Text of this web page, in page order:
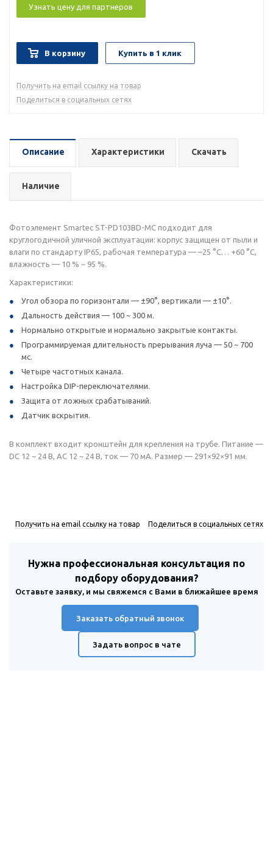
Узнать цену для партнеров
В корзину Купить в 1 клик
Получить на email ссылку на товар
Поделиться в социальных сетях
Описание Характеристики Скачать
Наличие
Фотоэлемент Smartec ST-PD103BD-MC подходит для
круглогодичной уличной эксплуатации: корпус защищен от пыли и
влаги по стандарту IP65, рабочая температура — –25 °С… +60 °С,
влажность — 10 % ~ 95 %.
Характеристики:
Угол обзора по горизонтали — ±90°, вертикали — ±10°.
Дальность действия — 100 ~ 300 м.
Нормально открытые и нормально закрытые контакты.
Программируемая длительность прерывания луча — 50 ~ 700
мс.
Четыре частотных канала.
Настройка DIP-переключателями.
Защита от ложных срабатываний.
Датчик вскрытия.
В комплект входит кронштейн для крепления на трубе. Питание —
DC 12 ~ 24 В, AC 12 ~ 24 В, ток — 70 мА. Размер — 291×92×91 мм.
Получить на email ссылку на товар Поделиться в социальных сетях
Нужна профессиональная консультация по
подбору оборудования?
Оставьте заявку, и мы свяжемся с Вами в ближайшее время
Заказать обратный звонок
Задать вопрос в чате